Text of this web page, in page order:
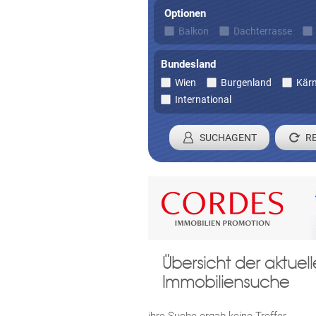
Optionen
Balkon Dachterrasse
Bundesland
Wien Burgenland
International
SUCHAGENT
Registrieren
Damit wir ihre Anfrage
Übersicht der
Immobiliensuche